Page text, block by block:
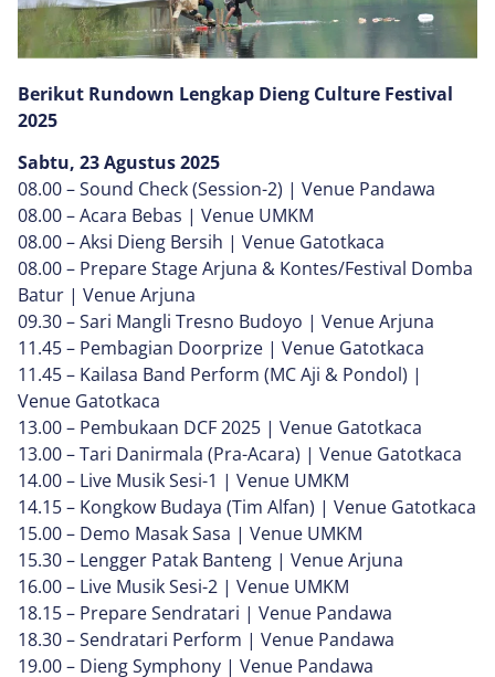
Berikut Rundown Lengkap Dieng Culture Festival
2025
Sabtu, 23 Agustus 2025
08.00 – Sound Check (Session-2) | Venue Pandawa
08.00 – Acara Bebas | Venue UMKM
08.00 – Aksi Dieng Bersih | Venue Gatotkaca
08.00 – Prepare Stage Arjuna & Kontes/Festival Domba
Batur | Venue Arjuna
09.30 – Sari Mangli Tresno Budoyo | Venue Arjuna
11.45 – Pembagian Doorprize | Venue Gatotkaca
11.45 – Kailasa Band Perform (MC Aji & Pondol) |
Venue Gatotkaca
13.00 – Pembukaan DCF 2025 | Venue Gatotkaca
13.00 – Tari Danirmala (Pra-Acara) | Venue Gatotkaca
14.00 – Live Musik Sesi-1 | Venue UMKM
14.15 – Kongkow Budaya (Tim Alfan) | Venue Gatotkaca
15.00 – Demo Masak Sasa | Venue UMKM
15.30 – Lengger Patak Banteng | Venue Arjuna
16.00 – Live Musik Sesi-2 | Venue UMKM
18.15 – Prepare Sendratari | Venue Pandawa
18.30 – Sendratari Perform | Venue Pandawa
19.00 – Dieng Symphony | Venue Pandawa